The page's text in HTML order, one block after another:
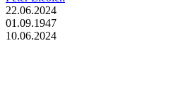
22.06.2024
01.09.1947
10.06.2024